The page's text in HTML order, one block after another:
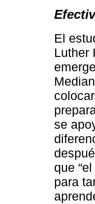
El
Luther
se
que
para